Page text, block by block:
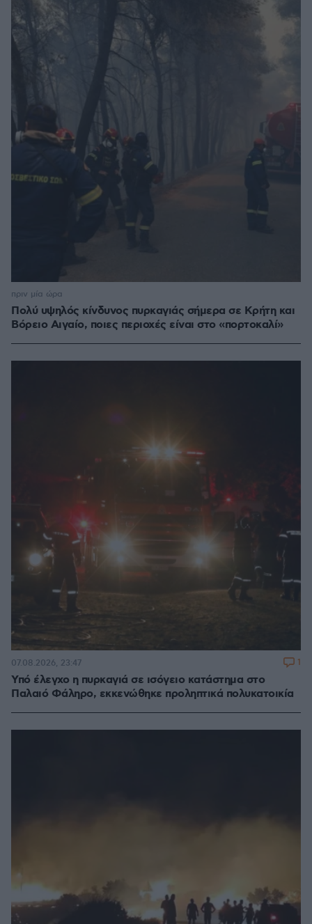
Πολύ υψηλός κίνδυνος πυρκαγιάς σήμερα σε Κρήτη και
Βόρειο Αιγαίο, ποιες περιοχές είναι στο «πορτοκαλί»
πριν μία ώρα
Υπό έλεγχο η πυρκαγιά σε ισόγειο κατάστημα στο
Παλαιό Φάληρο, εκκενώθηκε προληπτικά πολυκατοικία
07.08.2026, 23:47 1